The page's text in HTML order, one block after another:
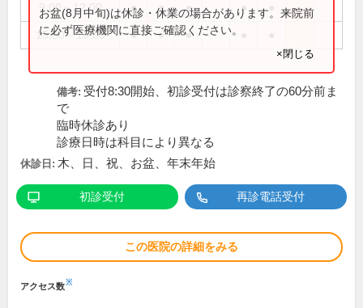
9:00～12:00 ● ● ● ●
15:00～18:00 ● ● ●
お盆(8月中旬)は休診・休業の場合があります。来院前
に必ず医療機関に直接ご確認ください。
×閉じる
備考: 受付8:30開始、初診受付は診察終了の60分前ま
で
臨時休診あり
診療日時は科目により異なる
休診日: 木、日、祝、お盆、年末年始
初診受付 再診電話受付
この医院の詳細をみる
アクセス数※